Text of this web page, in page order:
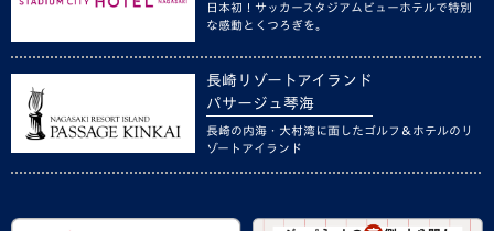
日本初！サッカースタジアムビューホテルで特別
な感動とくつろぎを。
長崎リゾートアイランド
パサージュ琴海
長崎の内海・大村湾に面したゴルフ＆ホテルのリ
ゾートアイランド